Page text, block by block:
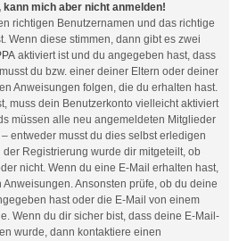
mich aber nicht anmelden!
richtigen Benutzernamen und das richtige
Wenn diese stimmen, dann gibt es zwei
aktiviert ist und du angegeben hast, dass
du bzw. einer deiner Eltern oder deiner
Anweisungen folgen, die du erhalten hast.
muss dein Benutzerkonto vielleicht aktiviert
müssen alle neu angemeldeten Mitglieder
entweder musst du dies selbst erledigen
der Registrierung wurde dir mitgeteilt, ob
nicht. Wenn du eine E-Mail erhalten hast,
Ansonsten prüfe, ob du deine
hast oder die E-Mail von einem
Wenn du dir sicher bist, dass deine E-Mail-
wurde, dann kontaktiere einen